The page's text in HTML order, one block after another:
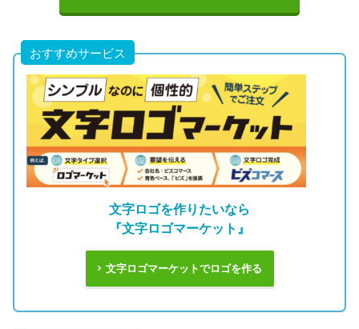
おすすめサービス
文字ロゴを作りたいなら
『文字ロゴマーケット』
文字ロゴマーケットでロゴを作る